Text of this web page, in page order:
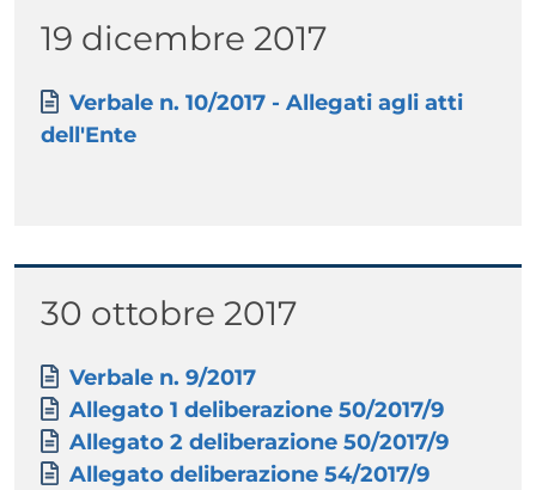
Titolo
19 dicembre 2017
Paragrafo
Allegati
Documento
Verbale n. 10/2017 - Allegati agli atti
dell'Ente
Titolo
30 ottobre 2017
Paragrafo
Allegati
Documento
Verbale n. 9/2017
Documento
Allegato 1 deliberazione 50/2017/9
Documento
Allegato 2 deliberazione 50/2017/9
Documento
Allegato deliberazione 54/2017/9